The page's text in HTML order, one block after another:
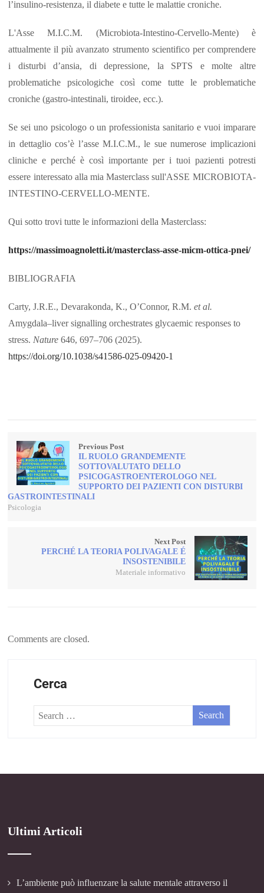
l’insulino-resistenza, il diabete e tutte le malattie croniche.
L'Asse M.I.C.M. (Microbiota-Intestino-Cervello-Mente) è
attualmente il più avanzato strumento scientifico per comprendere
i disturbi d’ansia, di depressione, la SPTS e molte altre
problematiche psicologiche così come tutte le problematiche
croniche (gastro-intestinali, tiroidee, ecc.).
Se sei uno psicologo o un professionista sanitario e vuoi imparare
in dettaglio cos’è l’asse M.I.C.M., le sue numerose implicazioni
cliniche e perché è così importante per i tuoi pazienti potresti
essere interessato alla mia Masterclass sull'ASSE MICROBIOTA-
INTESTINO-CERVELLO-MENTE.
Qui sotto trovi tutte le informazioni della Masterclass:
https://massimoagnoletti.it/masterclass-asse-micm-ottica-pnei/
BIBLIOGRAFIA
Carty, J.R.E., Devarakonda, K., O’Connor, R.M.et al.
Amygdala–liver signalling orchestrates glycaemic responses to
stress. Nature 646, 697–706 (2025).
https://doi.org/10.1038/s41586-025-09420-1
Previous Post
IL RUOLO GRANDEMENTE
SOTTOVALUTATO DELLO
PSICOGASTROENTEROLOGO NEL
SUPPORTO DEI PAZIENTI CON DISTURBI
GASTROINTESTINALI
Psicologia
Next Post
PERCHÉ LA TEORIA POLIVAGALE É
INSOSTENIBILE
Materiale informativo
Comments are closed.
Cerca
Ultimi Articoli
L’ambiente può influenzare la salute mentale attraverso il